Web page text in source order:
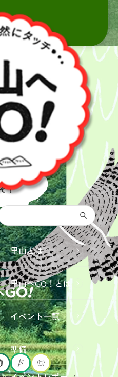
都庁総合トップ
里山とは
里山へGO！とは
イベント一覧
準備
！